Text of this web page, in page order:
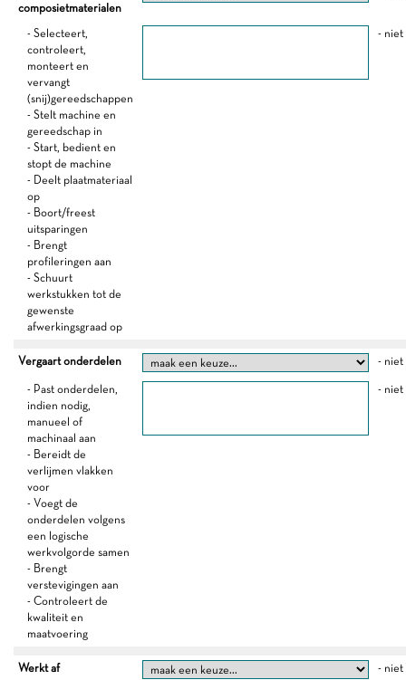
composietmaterialen
- Selecteert,
controleert,
monteert en
vervangt
(snij)gereedschappen
- Stelt machine en
gereedschap in
- Start, bedient en
stopt de machine
- Deelt plaatmateriaal
op
- Boort/freest
uitsparingen
- Brengt
profileringen aan
- Schuurt
werkstukken tot de
gewenste
afwerkingsgraad op
- niet
Vergaart onderdelen - niet
- Past onderdelen,
indien nodig,
manueel of
machinaal aan
- Bereidt de
verlijmen vlakken
voor
- Voegt de
onderdelen volgens
een logische
werkvolgorde samen
- Brengt
verstevigingen aan
- Controleert de
kwaliteit en
maatvoering
- niet
Werkt af - niet